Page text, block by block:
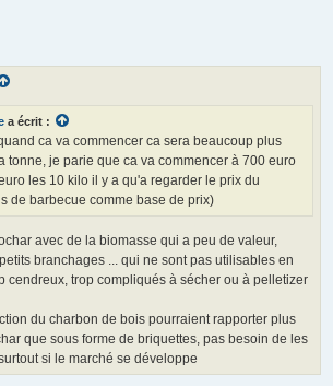
a écrit :
ca va commencer ca sera beaucoup plus
tonne, je parie que ca va commencer à 700 euro
les 10 kilo il y a qu'a regarder le prix du
de barbecue comme base de prix)
avec de la biomasse qui a peu de valeur,
branchages ... qui ne sont pas utilisables en
cendreux, trop compliqués à sécher ou à pelletizer
du charbon de bois pourraient rapporter plus
que sous forme de briquettes, pas besoin de les
si le marché se développe